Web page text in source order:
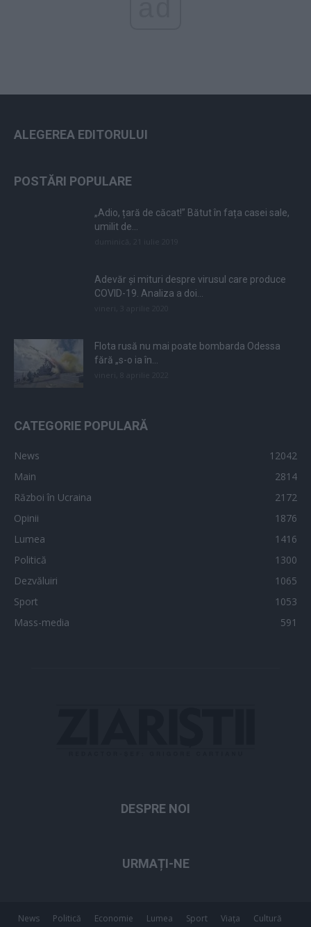
ALEGEREA EDITORULUI
POSTĂRI POPULARE
„Adio, țară de căcat!” Bătut în fața casei sale,
umilit de...
Adevăr și mituri despre virusul care produce
COVID-19. Analiza a doi...
Flota rusă nu mai poate bombarda Odessa
fără „s-o ia în...
CATEGORIE POPULARĂ
News
12042
Main
2814
Război în Ucraina
2172
Opinii
1876
Lumea
1416
Politică
1300
Dezvăluiri
1065
Sport
1053
Mass-media
591
DESPRE NOI
URMAȚI-NE
News Politică Economie Lumea Sport Viața Cultură